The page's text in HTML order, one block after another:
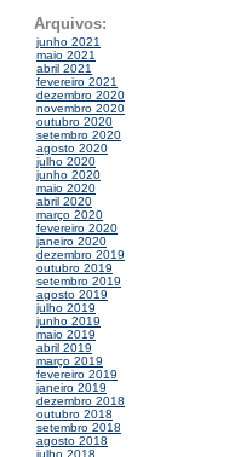
Arquivos:
junho 2021
maio 2021
abril 2021
fevereiro 2021
dezembro 2020
novembro 2020
outubro 2020
setembro 2020
agosto 2020
julho 2020
junho 2020
maio 2020
abril 2020
março 2020
fevereiro 2020
janeiro 2020
dezembro 2019
outubro 2019
setembro 2019
agosto 2019
julho 2019
junho 2019
maio 2019
abril 2019
março 2019
fevereiro 2019
janeiro 2019
dezembro 2018
outubro 2018
setembro 2018
agosto 2018